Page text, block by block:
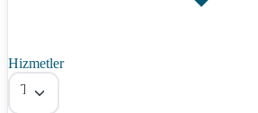
Hizmetler
Tümü